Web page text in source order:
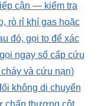
cận — kiểm tra
rò rỉ khí gas hoặc
đó, gọi to để xác
ngay số cấp cứu
và cứu nạn)
không di chuyển